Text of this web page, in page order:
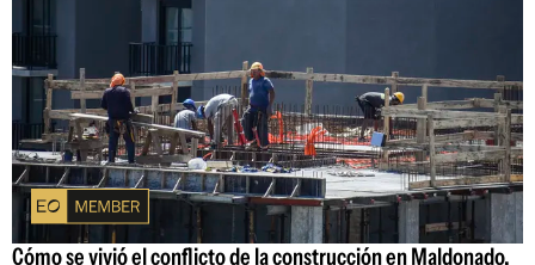
Cómo se vivió el conflicto de la construcción en Maldonado,